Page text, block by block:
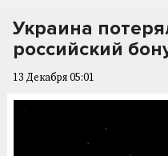
Украина
российский
13 Декабря 05:01